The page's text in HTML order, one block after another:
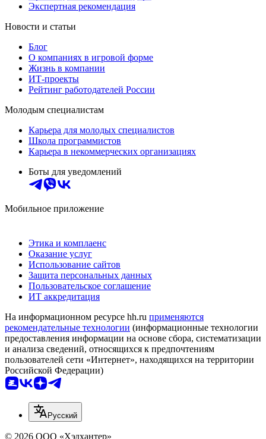
Экспертная рекомендация
Новости и статьи
Блог
О компаниях в игровой форме
Жизнь в компании
ИТ-проекты
Рейтинг работодателей России
Молодым специалистам
Карьера для молодых специалистов
Школа программистов
Карьера в некоммерческих организациях
Боты для уведомлений
Мобильное приложение
Этика и комплаенс
Оказание услуг
Использование сайтов
Защита персональных данных
Пользовательское соглашение
ИТ аккредитация
На информационном ресурсе hh.ru применяются
рекомендательные технологии (информационные технологии
предоставления информации на основе сбора, систематизации
и анализа сведений, относящихся к предпочтениям
пользователей сети «Интернет», находящихся на территории
Российской Федерации)
Русский
© 2026 ООО «Хэдхантер»